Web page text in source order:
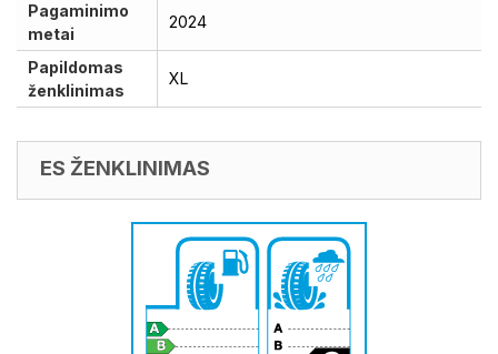
Pagaminimo
metai
2024
Papildomas
ženklinimas
XL
ES ŽENKLINIMAS